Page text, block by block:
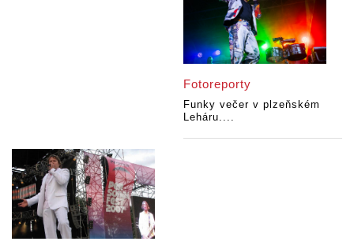
Fotoreporty
Funky večer v plzeňském
Leháru....